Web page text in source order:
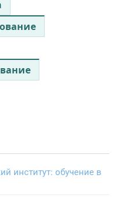
институт: обучение в